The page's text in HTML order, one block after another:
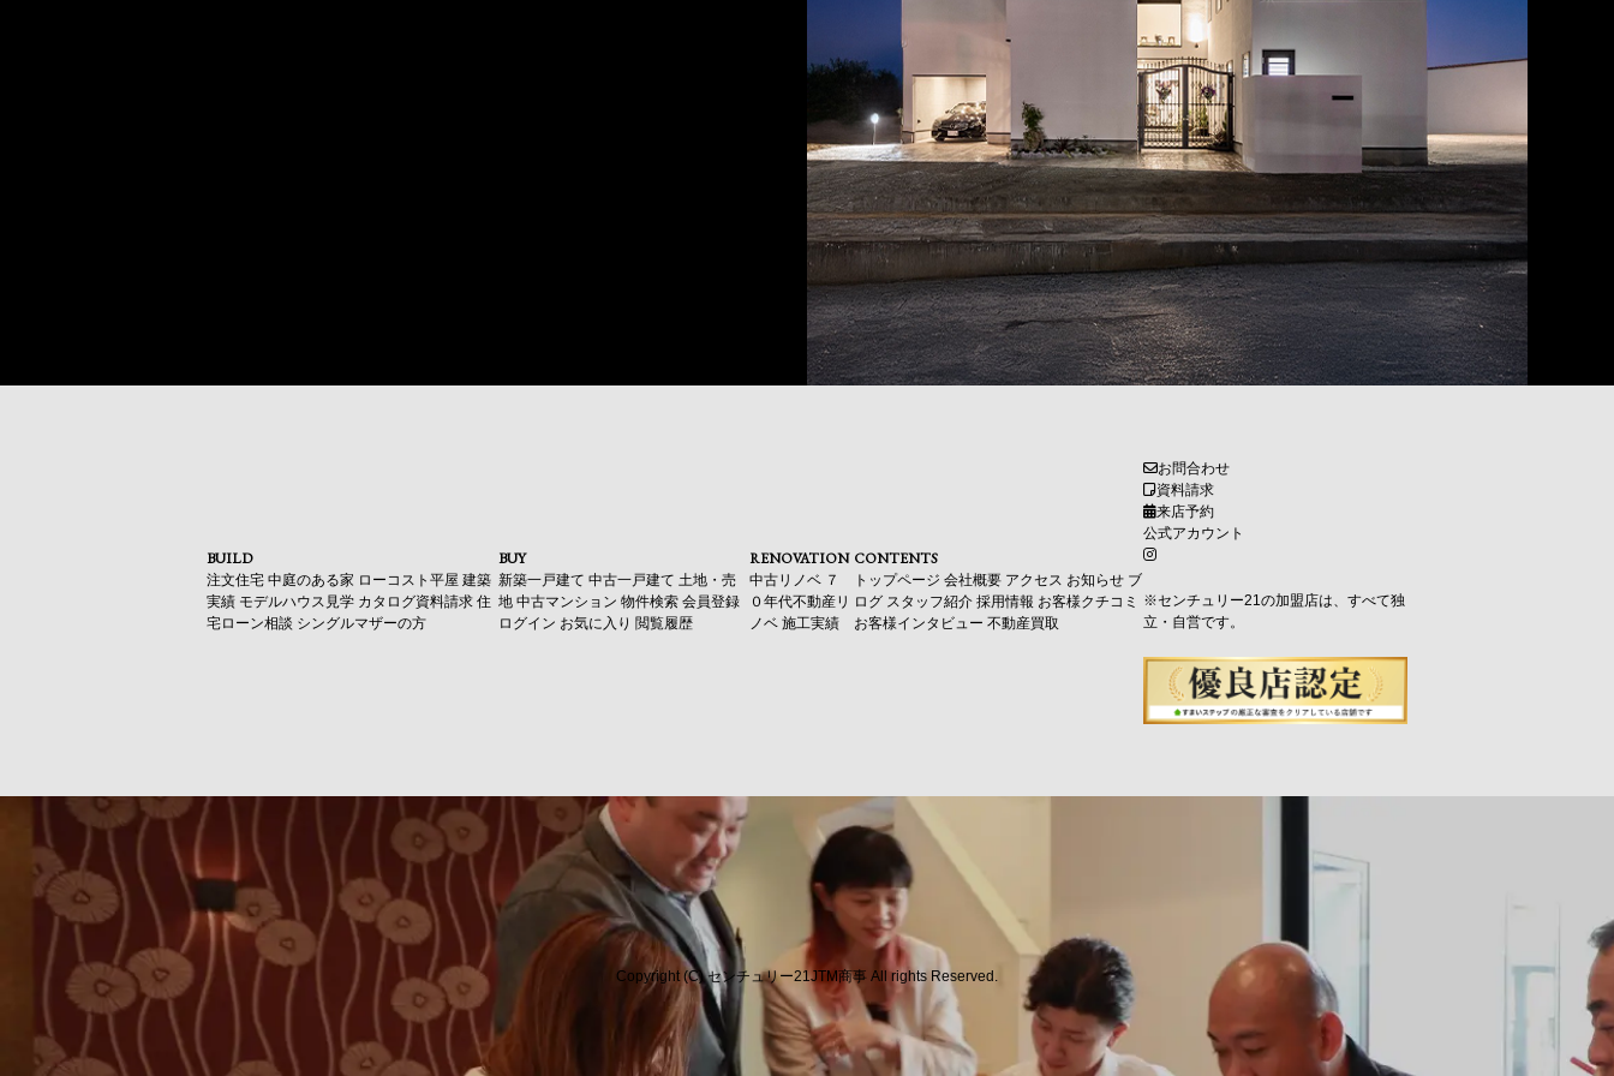
BUILD
注文住宅 中庭のある家 ローコスト平屋 建築
実績 モデルハウス見学 カタログ資料請求 住
宅ローン相談 シングルマザーの方
BUY
新築一戸建て 中古一戸建て 土地・売
地 中古マンション 物件検索 会員登録
ログイン お気に入り 閲覧履歴
RENOVATION
中古リノベ ７
０年代不動産リ
ノベ 施工実績
CONTENTS
トップページ 会社概要 アクセス お知らせ ブ
ログ スタッフ紹介 採用情報 お客様クチコミ
お客様インタビュー 不動産買取
お問合わせ
資料請求
来店予約
公式アカウント
※センチュリー21の加盟店は、すべて独
立・自営です。
Copyright (C) センチュリー21JTM商事 All rights Reserved.